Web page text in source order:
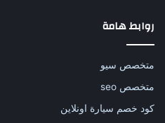
روابط هامة
متخصص سيو
متخصص seo
كود خصم سيارة اونلاين